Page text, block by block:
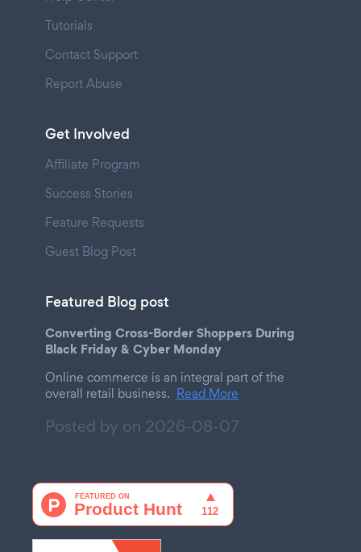
Tutorials
Contact Support
Report Abuse
Get Involved
Affiliate Program
Success Stories
Feature Requests
Guest Blog Post
Featured Blog post
Converting Cross-Border Shoppers During
Black Friday & Cyber Monday
Online commerce is an integral part of the
overall retail business. Read More
Posted by on 2026-08-07